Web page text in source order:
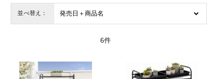
並べ替え：
6件